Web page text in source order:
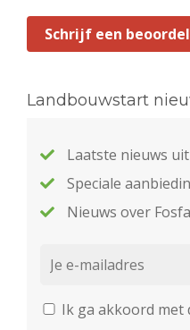
Schrijf een
Landbouwstart
Laatste nieuws
Speciale
Nieuws over
Ik ga akkoord met